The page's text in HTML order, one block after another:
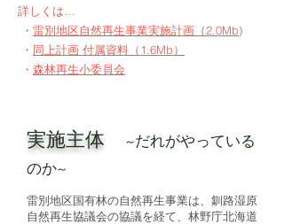
詳しくは…
・​ 雷別地区自然再生事業実施計画（2.0Mb)
​ ・ 同上計画 付属資料（1.6Mb）
・ 森林再生小委員会
実施主体
~だれがやっている
のか~
雷別地区国有林の自然再生事業は、釧路湿原
自然再生協議会の協議を経て、林野庁北海道